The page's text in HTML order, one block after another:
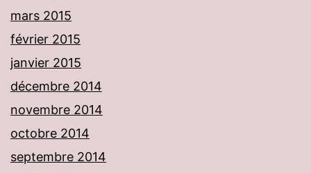
mars 2015
février 2015
janvier 2015
décembre 2014
novembre 2014
octobre 2014
septembre 2014